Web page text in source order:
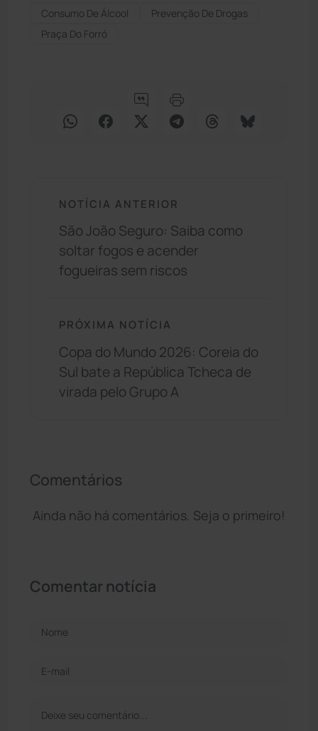
Consumo De Álcool
Prevenção De Drogas
Praça Do Forró
NOTÍCIA ANTERIOR
São João Seguro: Saiba como
soltar fogos e acender
fogueiras sem riscos
PRÓXIMA NOTÍCIA
Copa do Mundo 2026: Coreia do
Sul bate a República Tcheca de
virada pelo Grupo A
Comentários
Ainda não há comentários. Seja o primeiro!
Comentar notícia